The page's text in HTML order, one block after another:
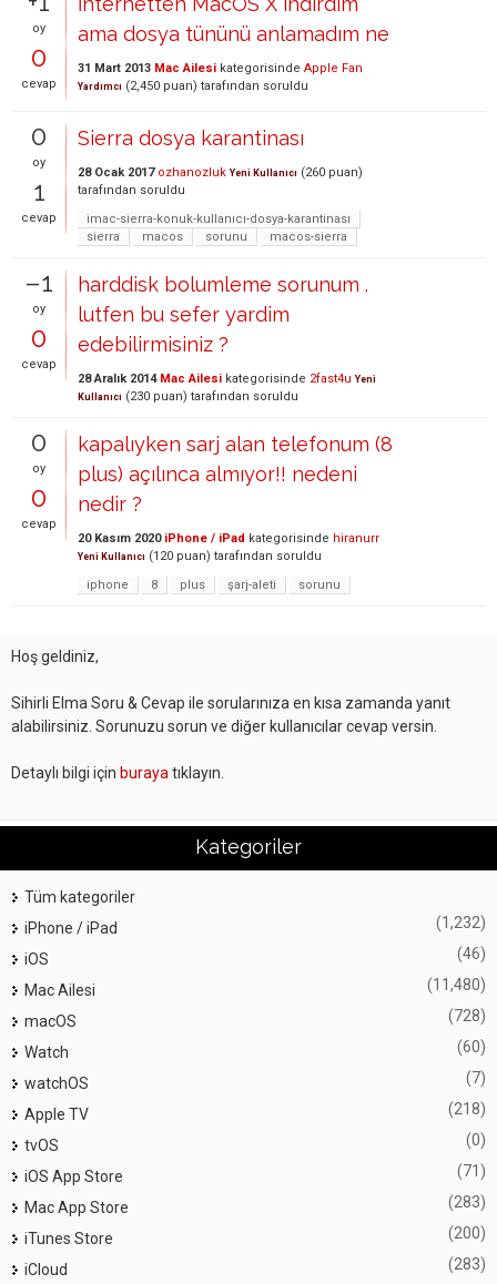
oy
0
cevap
ama dosya tününü anlamadım ne
31 Mart 2013 Mac Ailesi kategorisinde Apple Fan
Yardımcı (2,450 puan) tarafından soruldu
0
oy
1
cevap
Sierra dosya karantinası
28 Ocak 2017 ozhanozluk Yeni Kullanıcı (260 puan)
tarafından soruldu
imac-sierra-konuk-kullanıcı-dosya-karantinası
sierra
macos sorunu macos-sierra
–1
oy
0
cevap
harddisk bolumleme sorunum .
lutfen bu sefer yardim
edebilirmisiniz ?
28 Aralık 2014 Mac Ailesi kategorisinde 2fast4u Yeni
Kullanıcı (230 puan) tarafından soruldu
0
oy
0
cevap
kapalıyken sarj alan telefonum (8
plus) açılınca almıyor!! nedeni
nedir ?
20 Kasım 2020 iPhone / iPad kategorisinde hiranurr
Yeni Kullanıcı (120 puan) tarafından soruldu
iphone
8 plus şarj-aleti sorunu
Hoş geldiniz,
Sihirli Elma Soru & Cevap ile sorularınıza en kısa zamanda yanıt
alabilirsiniz. Sorunuzu sorun ve diğer kullanıcılar cevap versin.
Detaylı bilgi için buraya tıklayın.
Kategoriler
Tüm kategoriler
iPhone / iPad
(1,232)
iOS (46)
Mac Ailesi (11,480)
macOS (728)
Watch (60)
watchOS (7)
Apple TV (218)
tvOS (0)
iOS App Store (71)
Mac App Store (283)
iTunes Store (200)
iCloud (283)